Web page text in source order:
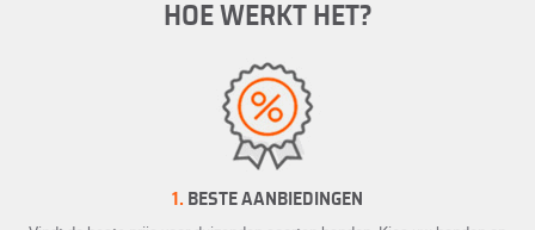
HOE WERKT HET?
1. BESTE AANBIEDINGEN